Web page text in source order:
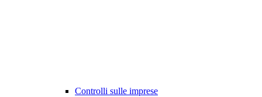
Controlli sulle imprese